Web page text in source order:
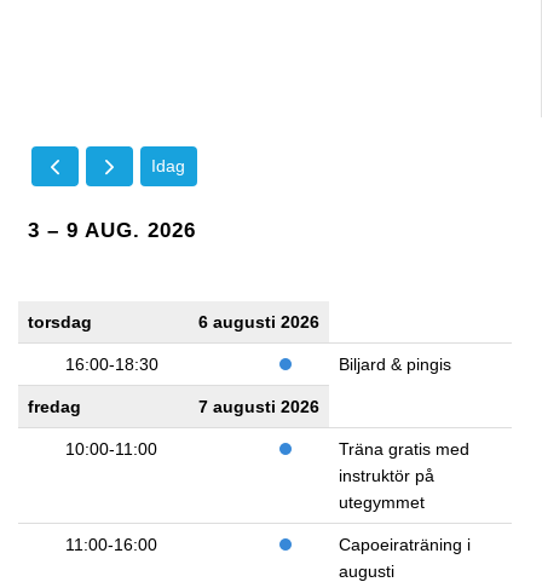
Idag
3 – 9 AUG. 2026
torsdag 6 augusti 2026
16:00-18:30 Biljard & pingis
fredag 7 augusti 2026
10:00-11:00
Träna gratis med
instruktör på
utegymmet
11:00-16:00
Capoeiraträning i
augusti